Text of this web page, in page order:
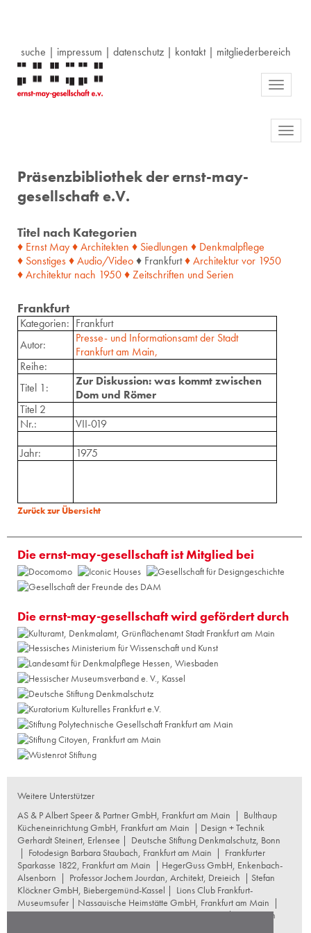
suche | impressum | datenschutz| kontakt| mitgliederbereich
Toggle
Präsenzbibliothek der ernst-may-
gesellschaft e.V.
Titel nach Kategorien
♦ Ernst May♦ Architekten ♦ Siedlungen ♦ Denkmalpflege
♦ Sonstiges♦ Audio/Video♦ Frankfurt♦ Architekturvor 1950
♦ Architektur nach 1950♦ Zeitschriften und Serien
Frankfurt
Kategorien: Frankfurt
Autor:
Presse- und Informationsamt der Stadt
Frankfurt am Main,
Reihe:
Titel 1:
Zur Diskussion: was kommt zwischen
Dom und Römer
Titel 2
Nr.:
VII-019
Jahr:
1975
Zurück zur Übersicht
Die ernst-may-gesellschaft ist Mitglied bei
Die ernst-may-gesellschaft wird gefördert durch
Weitere Unterstützer
AS & P Albert Speer & Partner GmbH, Frankfurt am Main | Bulthaup
Kücheneinrichtung GmbH, Frankfurt am Main | Design + Technik
Gerhardt Steinert, Erlensee | Deutsche Stiftung Denkmalschutz, Bonn
| Fotodesign Barbara Staubach, Frankfurt am Main | Frankfurter
Sparkasse 1822, Frankfurt am Main | HegerGuss GmbH, Enkenbach-
Alsenborn | Professor Jochem Jourdan, Architekt, Dreieich | Stefan
Klöckner GmbH, Biebergemünd-Kassel | Lions Club Frankfurt-
Museumsufer | Nassauische Heimstätte GmbH, Frankfurt am Main |
Naumburg Restaurierungswerkstatt, Frankfurt am Main|Reproplan